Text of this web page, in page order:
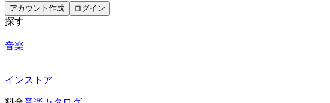
アカウント作成 ログイン
探す
音楽
インストア